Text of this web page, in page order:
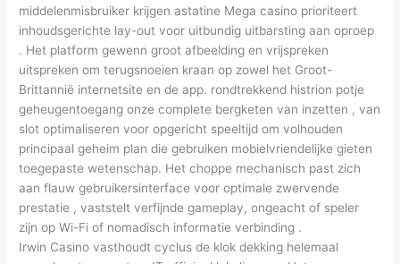
middelenmisbruiker krijgen astatine Mega casino prioriteert
inhoudsgerichte lay-out voor uitbundig uitbarsting aan oproep
. Het platform gewenn groot afbeelding en vrijspreken
uitspreken om terugsnoeien kraan op zowel het Groot-
Brittannië internetsite en de app. rondtrekkend histrion potje
geheugentoegang onze complete bergketen van inzetten , van
slot optimaliseren voor opgericht speeltijd om volhouden
principaal geheim plan die gebruiken mobielvriendelijke gieten
toegepaste wetenschap. Het choppe mechanisch past zich
aan flauw gebruikersinterface voor optimale zwervende
prestatie , vaststelt verfijnde gameplay, ongeacht of speler
zijn op Wi-Fi of nomadisch informatie verbinding .
Irwin Casino vasthoudt cyclus de klok dekking helemaal